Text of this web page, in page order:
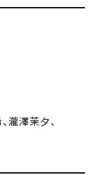
瀧澤茉夕、